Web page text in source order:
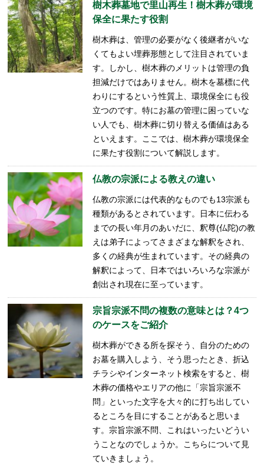
樹木葬墓地で里山再生！樹木葬が環境
保全に果たす役割
樹木葬は、管理の必要がなく後継者がいな
くてもよい埋葬形態として注目されていま
す。しかし、樹木葬のメリットは管理の負
担減だけではありません。樹木を墓標に代
わりにするという性質上、環境保全にも役
立つのです。特にお墓の管理に困っていな
い人でも、樹木葬に切り替える価値はある
といえます。ここでは、樹木葬が環境保全
に果たす役割について解説します。
仏教の宗派による教えの違い
仏教の宗派には代表的なものでも13宗派も
種類があるとされています。日本に伝わる
までの長い年月のあいだに、釈尊(仏陀)の教
えは弟子によってさまざまな解釈をされ、
多くの経典が生まれています。その経典の
解釈によって、日本ではいろいろな宗派が
創出され現在に至っています。
宗旨宗派不問の複数の意味とは？4つ
のケースをご紹介
樹木葬ができる所を探そう、自分のための
お墓を購入しよう、そう思ったとき、折込
チラシやインターネット検索をすると、樹
木葬の価格やエリアの他に「宗旨宗派不
問」といった文字を大々的に打ち出してい
るところを目にすることがあると思いま
す。宗旨宗派不問、これはいったいどうい
うことなのでしょうか。こちらについて見
ていきましょう。